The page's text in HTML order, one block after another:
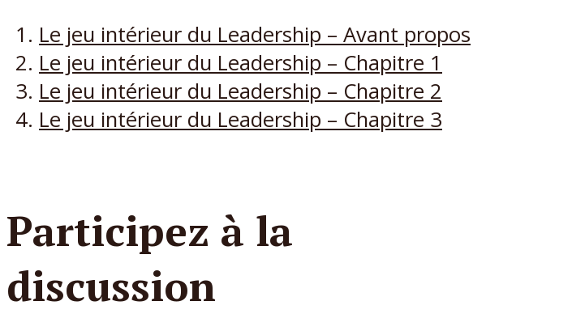
Le jeu intérieur du Leadership – Avant propos
Le jeu intérieur du Leadership – Chapitre 1
Le jeu intérieur du Leadership – Chapitre 2
Le jeu intérieur du Leadership – Chapitre 3
Participez à la
discussion